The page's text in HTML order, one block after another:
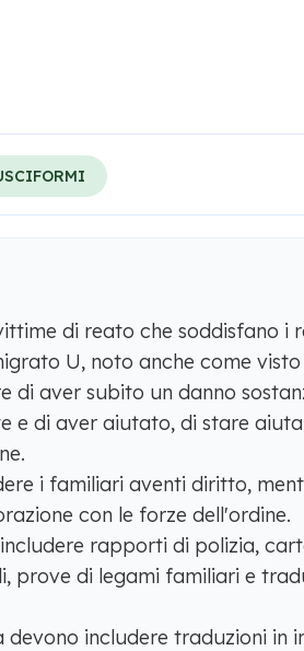
di reato che soddisfano i
U, noto anche come visto
di aver subito un danno
e di aver aiutato, di stare
i familiari aventi diritto,
con le forze dell'ordine.
rapporti di polizia,
prove di legami familiari e
includere traduzioni in